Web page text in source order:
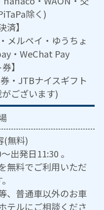
除く)
済】
メルペイ・ゆうちょ
・WeChat Pay
】
・JTBナイスギフト
ございます)
(無料)
出発日11:30 。
無料でご利用いただ
、普通車以外のお車
テルにご相談くださ